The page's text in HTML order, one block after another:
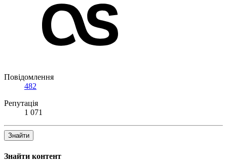
Повідомлення
482
Репутація
1 071
Знайти
Знайти контент